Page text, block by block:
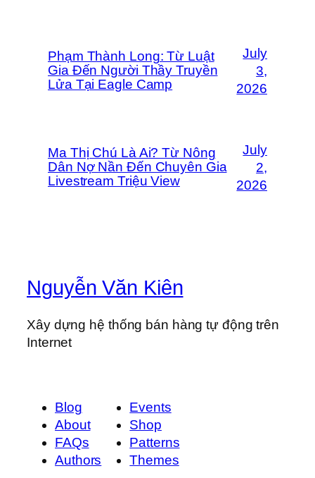
Phạm Thành Long: Từ Luật
Gia Đến Người Thầy Truyền
Lửa Tại Eagle Camp
July
3,
2026
Ma Thị Chú Là Ai? Từ Nông
Dân Nợ Nần Đến Chuyên Gia
Livestream Triệu View
July
2,
2026
Nguyễn Văn Kiên
Xây dựng hệ thống bán hàng tự động trên
Internet
Blog
About
FAQs
Authors
Events
Shop
Patterns
Themes